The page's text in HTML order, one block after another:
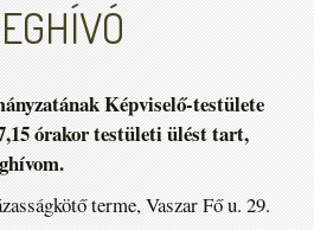
Képviselő-testülete
órakor testületi ülést tart,
terme, Vaszar Fő u. 29.